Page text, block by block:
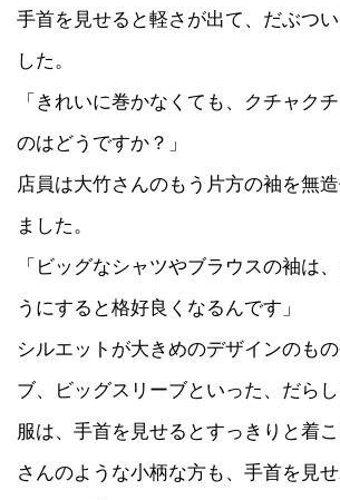
手首を見せると軽さが出て、だぶつ
した。
「きれいに巻かなくても、クチャク
のはどうですか？」
店員は大竹さんのもう片方の袖を無
ました。
「ビッグなシャツやブラウスの袖は
うにすると格好良くなるんです」
シルエットが大きめのデザインのも
ブ、ビッグスリーブといった、だら
服は、手首を見せるとすっきりと着
さんのような小柄な方も、手首を見